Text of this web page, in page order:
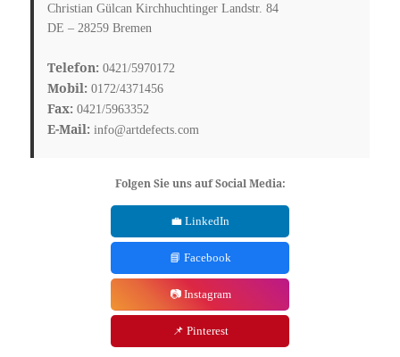
Christian Gülcan Kirchhuchtinger Landstr. 84
DE – 28259 Bremen
Telefon: 0421/5970172
Mobil: 0172/4371456
Fax: 0421/5963352
E-Mail: info@artdefects.com
Folgen Sie uns auf Social Media:
💼 LinkedIn
📘 Facebook
📷 Instagram
📌 Pinterest